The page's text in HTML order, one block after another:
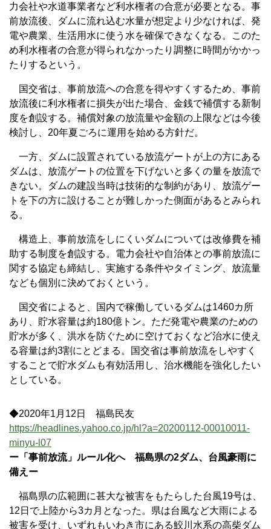
力会社や水道事業者など利水権者の合意が必要となる。事
前放流後、ダムに流れ込む水量が想定より少なければ、発
電や農業、生活用水に使う水を確保できなくなる。このた
め利水権者の合意が得られなかったり調整に時間がかかっ
たりするという。
国交省は、事前放流への合意を得やすくするため、事前
放流後に利水権者に損失が出た場合、金銭で補償する新制
度を創設する。補償対象の放流量や金額の上限などは今後
検討し、20年夏ごろに運用を始める方針だ。
一方、ダムに設置されている放流ゲートが上の方にある
ダムは、放流ゲートの位置を下げないと多くの量を放流で
きない。ダムの建設当時は技術的な制約があり、放流ゲー
トを下の方に設けることが難しかった側面があるとみられ
る。
構造上、事前放流をしにくいダムについては改修費を補
助する制度を創設する。電力会社や自治体との事前放流に
関する協定も締結し、実施する条件やタイミング、放流量
なども個別に決めておくという。
国交省によると、国内で稼働しているダムは1460カ所
あり、貯水容量は約180億トン。ただ発電や農業のための
貯水が多く、洪水を防ぐために空けておくなど治水に使え
る容量は約3割にとどまる。国交省は事前放流をしやすく
することで貯水ダムも有効活用し、治水機能を強化したい
としている。
◆2020年1月12日 福島民友
https://headlines.yahoo.co.jp/hl?a=20200112-00010011-
minyu-l07
ー「事前放流」ルール化へ 福島県の2ダム、台風豪雨に
備えー
福島県の広範囲に甚大な被害をもたらした台風19号は、
12日で上陸から3カ月となった。県は台風など大雨による
被害を受け、いずれもいわき市にある鮫川水系の高柴ダム